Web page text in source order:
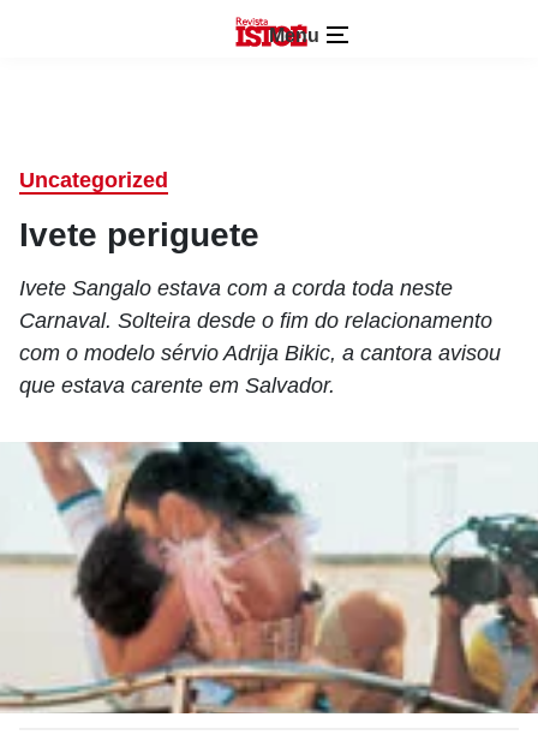
Menu
Uncategorized
Ivete periguete
Ivete Sangalo estava com a corda toda neste
Carnaval. Solteira desde o fim do relacionamento
com o modelo sérvio Adrija Bikic, a cantora avisou
que estava carente em Salvador.